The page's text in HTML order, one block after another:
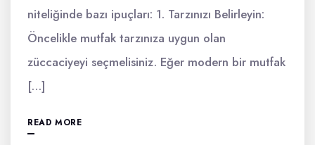
niteliğinde bazı ipuçları: 1. Tarzınızı Belirleyin:
Öncelikle mutfak tarzınıza uygun olan
züccaciyeyi seçmelisiniz. Eğer modern bir mutfak
[…]
READ MORE